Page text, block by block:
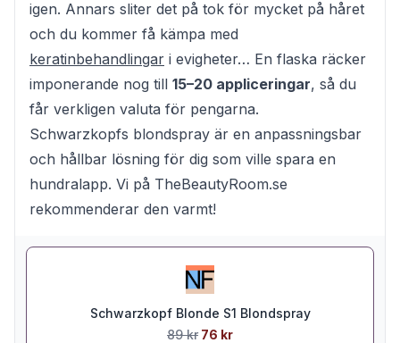
igen. Annars sliter det på tok för mycket på håret
och du kommer få kämpa med
keratinbehandlingar i evigheter… En flaska räcker
imponerande nog till 15–20 appliceringar, så du
får verkligen valuta för pengarna.
Schwarzkopfs blondspray är en anpassningsbar
och hållbar lösning för dig som ville spara en
hundralapp. Vi på TheBeautyRoom.se
rekommenderar den varmt!
Schwarzkopf Blonde S1 Blondspray
89 kr 76 kr